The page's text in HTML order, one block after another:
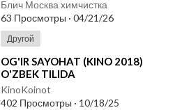
Блич Москва химчистка
63 Просмотры · 04/21/26
Другой
⁣OG'IR SAYOHAT (KINO 2018)
O'ZBEK TILIDA
KinoKoinot
402 Просмотры · 10/18/25